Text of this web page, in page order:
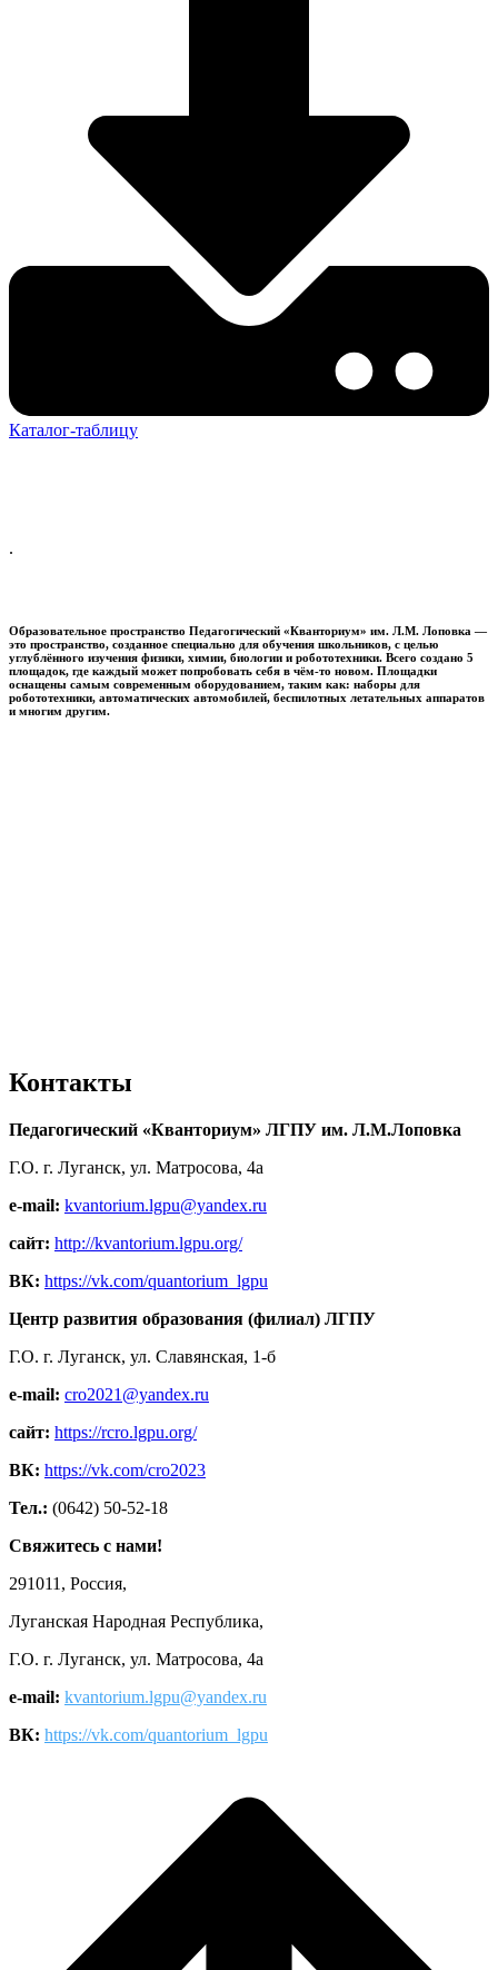
Каталог-таблицу
.
Образовательное пространство Педагогический «Кванториум» им. Л.М. Лоповка —
это пространство, созданное специально для обучения школьников, с целью
углублённого изучения физики, химии, биологии и робототехники. Всего создано 5
площадок, где каждый может попробовать себя в чём-то новом. Площадки
оснащены самым современным оборудованием, таким как: наборы для
робототехники, автоматических автомобилей, беспилотных летательных аппаратов
и многим другим.
Контакты
Педагогический «Кванториум» ЛГПУ им. Л.М.Лоповка
Г.О. г. Луганск, ул. Матросова, 4а
e-mail: kvantorium.lgpu@yandex.ru
сайт: http://kvantorium.lgpu.org/
ВК: https://vk.com/quantorium_lgpu
Центр развития образования (филиал) ЛГПУ
Г.О. г. Луганск, ул. Славянская, 1-б
e-mail: cro2021@yandex.ru
сайт: https://rcro.lgpu.org/
ВК: https://vk.com/cro2023
Тел.: (0642) 50-52-18
Свяжитесь с нами!
291011, Россия,
Луганская Народная Республика,
Г.О. г. Луганск, ул. Матросова, 4а
e-mail: kvantorium.lgpu@yandex.ru
ВК: https://vk.com/quantorium_lgpu